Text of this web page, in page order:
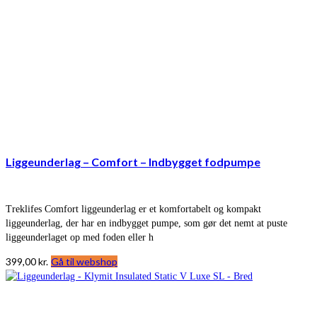
Liggeunderlag – Comfort – Indbygget fodpumpe
Treklifes Comfort liggeunderlag er et komfortabelt og kompakt
liggeunderlag, der har en indbygget pumpe, som gør det nemt at puste
liggeunderlaget op med foden eller h
399,00kr. Gå til webshop